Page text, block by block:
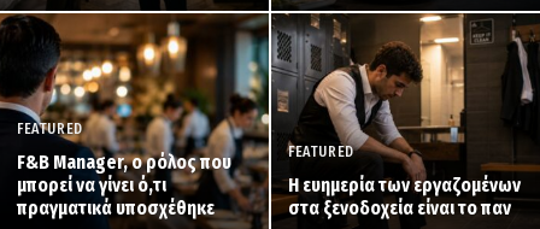
FEATURED
F&B Manager, ο ρόλος που
μπορεί να γίνει ό,τι
πραγματικά υποσχέθηκε
FEATURED
Η ευημερία των εργαζομένων
στα ξενοδοχεία είναι το παν